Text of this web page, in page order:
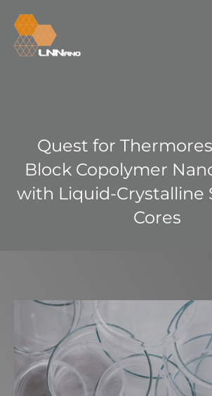
Quest for
Block Copolymer
with Liquid-Crystalline
Cores